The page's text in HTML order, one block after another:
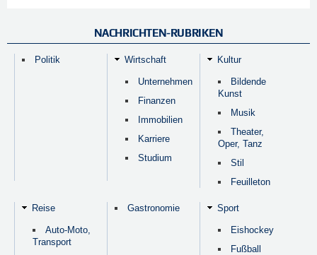
NACHRICHTEN-RUBRIKEN
Politik Wirtschaft
Unternehmen
Finanzen
Immobilien
Karriere
Studium
Kultur
Bildende
Kunst
Musik
Theater,
Oper, Tanz
Stil
Feuilleton
Reise
Auto-Moto,
Transport
Gastronomie Sport
Eishockey
Fußball